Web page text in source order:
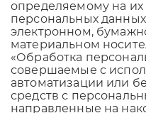
определяемому на их
персональных
электронном,
материальном
«Обработка
совершаемые с
автоматизации или
средств с
направленные на